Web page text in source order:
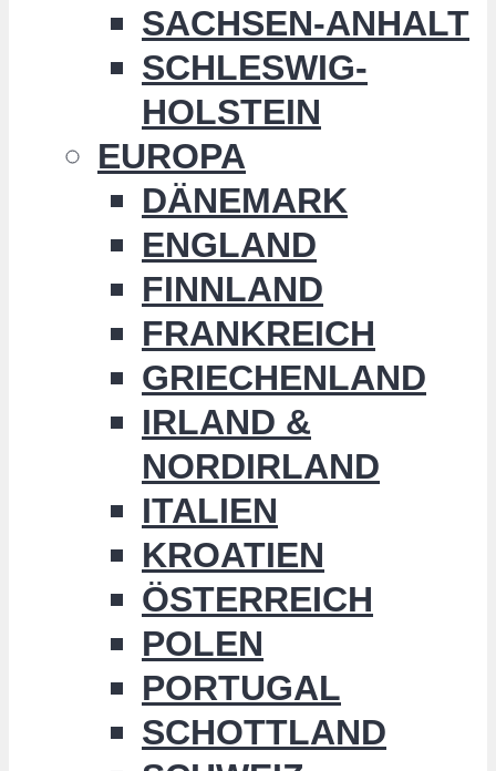
SACHSEN-ANHALT
SCHLESWIG-
HOLSTEIN
EUROPA
DÄNEMARK
ENGLAND
FINNLAND
FRANKREICH
GRIECHENLAND
IRLAND &
NORDIRLAND
ITALIEN
KROATIEN
ÖSTERREICH
POLEN
PORTUGAL
SCHOTTLAND